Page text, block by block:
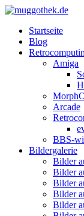
Startseite
Blog
Amiga
Arcade
BBS-
Bildergalerie
Bilder
Bilder
Bilder
Bilder
Bilder